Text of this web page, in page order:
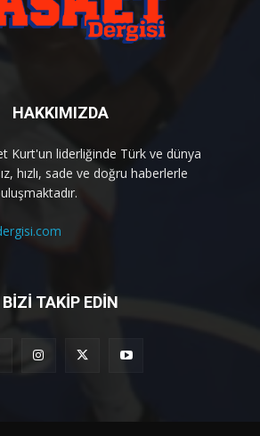
HAKKIMIZDA
Kurt'un liderliğinde Türk ve dünya
hızlı, sade ve doğru haberlerle
BİZİ TAKİP EDİN